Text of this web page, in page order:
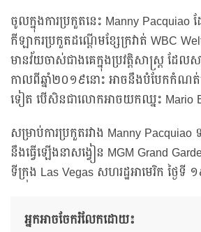
ចូលក្នុងការប្រកួតនេះ Manny
កីឡាករប្រកួតដណ្តើមខ្សែក្រវាត់ WBC
មានវ័យចាស់ជាងគេក្នុងប្រវត្តិសាស្ត្រ ដែ
កាលពីឆ្នាំ២០១៩នោះ អាចនឹងបំបែកកំណ
ទៀត បើសិនជាលោកអាចយកឈ្នះ Mario
សម្រាប់ការប្រកួតរវាង Manny
នឹងធ្វើឡើងនាសង្វៀន MGM Grand
ទីក្រុង Las Vegas សហរដ្ឋអាមេរិក ថ្ងៃទី
អ្នកអាចចែករំលែកដោយ៖